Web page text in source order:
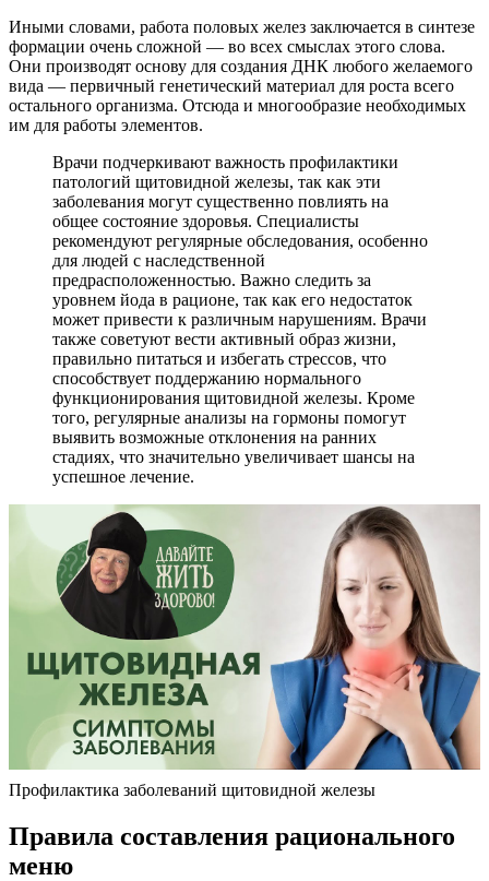
Иными словами, работа половых желез заключается в синтезе
формации очень сложной — во всех смыслах этого слова.
Они производят основу для создания ДНК любого желаемого
вида — первичный генетический материал для роста всего
остального организма. Отсюда и многообразие необходимых
им для работы элементов.
Врачи подчеркивают важность профилактики
патологий щитовидной железы, так как эти
заболевания могут существенно повлиять на
общее состояние здоровья. Специалисты
рекомендуют регулярные обследования, особенно
для людей с наследственной
предрасположенностью. Важно следить за
уровнем йода в рационе, так как его недостаток
может привести к различным нарушениям. Врачи
также советуют вести активный образ жизни,
правильно питаться и избегать стрессов, что
способствует поддержанию нормального
функционирования щитовидной железы. Кроме
того, регулярные анализы на гормоны помогут
выявить возможные отклонения на ранних
стадиях, что значительно увеличивает шансы на
успешное лечение.
Профилактика заболеваний щитовидной железы
Правила составления рационального
меню